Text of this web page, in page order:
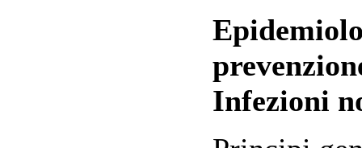
Infezioni